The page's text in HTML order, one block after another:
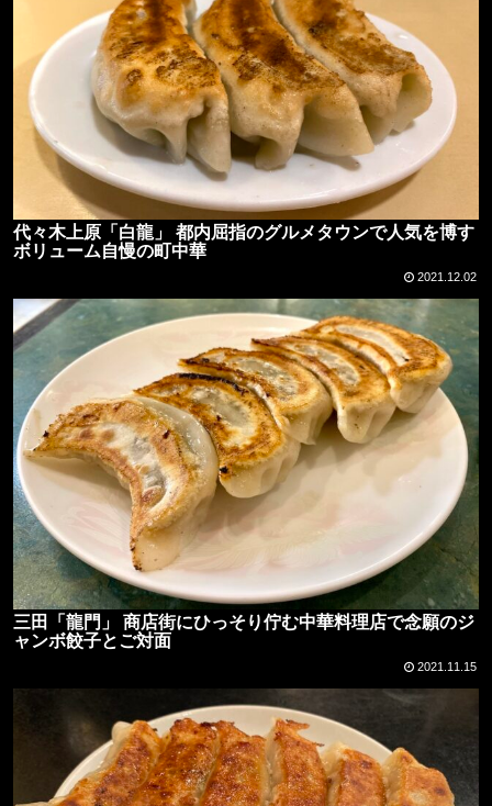
代々木上原「白龍」 都内屈指のグルメタウンで人気を博す
ボリューム自慢の町中華
2021.12.02
三田「龍門」 商店街にひっそり佇む中華料理店で念願のジ
ャンボ餃子とご対面
2021.11.15